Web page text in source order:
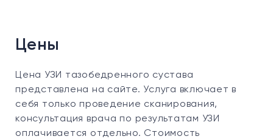
Цены
Цена УЗИ тазобедренного сустава
представлена на сайте. Услуга включает в
себя только проведение сканирования,
консультация врача по результатам УЗИ
оплачивается отдельно. Стоимость